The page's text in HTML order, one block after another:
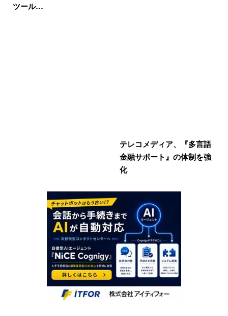
ツール…
テレコメディア、『多言語
金融サポート』の体制を強
化